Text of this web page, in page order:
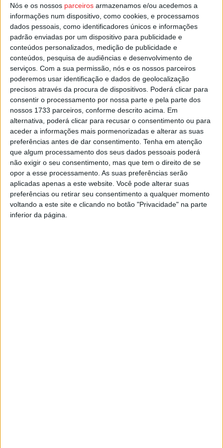
Nós e os nossos parceiros armazenamos e/ou acedemos a
informações num dispositivo, como cookies, e processamos
dados pessoais, como identificadores únicos e informações
padrão enviadas por um dispositivo para publicidade e
conteúdos personalizados, medição de publicidade e
conteúdos, pesquisa de audiências e desenvolvimento de
serviços. Com a sua permissão, nós e os nossos parceiros
poderemos usar identificação e dados de geolocalização
precisos através da procura de dispositivos. Poderá clicar para
consentir o processamento por nossa parte e pela parte dos
nossos 1733 parceiros, conforme descrito acima. Em
alternativa, poderá clicar para recusar o consentimento ou para
aceder a informações mais pormenorizadas e alterar as suas
preferências antes de dar consentimento. Tenha em atenção
que algum processamento dos seus dados pessoais poderá
não exigir o seu consentimento, mas que tem o direito de se
opor a esse processamento. As suas preferências serão
aplicadas apenas a este website. Você pode alterar suas
preferências ou retirar seu consentimento a qualquer momento
voltando a este site e clicando no botão "Privacidade" na parte
inferior da página.
com a entrada no ensino superior.
O IPV tem este ano cerca de 6 300 estudantes, dos quais
1200 estão pela primeira vez na instituição.
Esta e outras notícias para ouvir na Estação Diária – 96.8
FM ou em www.968.fm
Pub
TAGS Ensino Superior IPV Viseu